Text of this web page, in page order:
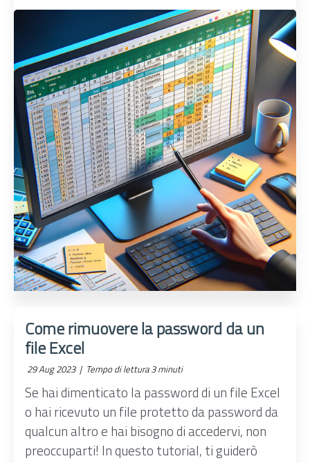
Come rimuovere la password da un
file Excel
29 Aug 2023 | Tempo di lettura 3 minuti
Se hai dimenticato la password di un file Excel
o hai ricevuto un file protetto da password da
qualcun altro e hai bisogno di accedervi, non
preoccuparti! In questo tutorial, ti guiderò